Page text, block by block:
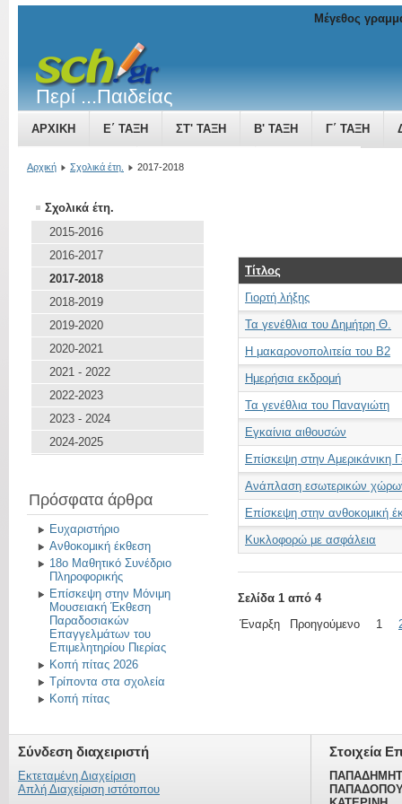
Περί ...Παιδείας
ΑΡΧΙΚΉ Ε΄ ΤΆΞΗ ΣΤ' ΤΆΞΗ Β' ΤΆΞΗ Γ΄ ΤΆΞΗ
ΤΟ ΒΥΖΑΝΤΙΝΌ ΚΡΆΤΟΣ ΜΙΑ ΔΎΝΑΜΗ ΠΟΥ ΜΕΓΑΛΏΝΕΙ
Μέγεθος
Αρχική Σχολικά έτη. 2017-2018
Σχολικά έτη.
2015-2016
2016-2017
2017-2018
2018-2019
2019-2020
2020-2021
2021 - 2022
2022-2023
2023 - 2024
2024-2025
Πρόσφατα άρθρα
Ευχαριστήριο
Ανθοκομική έκθεση
18ο Μαθητικό Συνέδριο
Πληροφορικής
Επίσκεψη στην Μόνιμη
Μουσειακή Έκθεση
Παραδοσιακών
Επαγγελμάτων του
Επιμελητηρίου Πιερίας
Κοπή πίτας 2026
Τρίποντα στα σχολεία
Κοπή πίτας
Τίτλος
Γιορτή λήξης
Τα γενέθλια του Δημήτρη Θ.
Η μακαρονοπολιτεία του Β2
Ημερήσια εκδρομή
Τα γενέθλια του Παναγιώτη
Εγκαίνια αιθουσών
Επίσκεψη στην Αμερικάνικη
Ανάπλαση εσωτερικών
Επίσκεψη στην ανθοκομική
Κυκλοφορώ με ασφάλεια
Σελίδα 1 από 4
Έναρξη
Προηγούμενο 1
Σύνδεση διαχειριστή
Εκτεταμένη Διαχείριση
Απλή Διαχείριση ιστότοπου
Στοιχεία